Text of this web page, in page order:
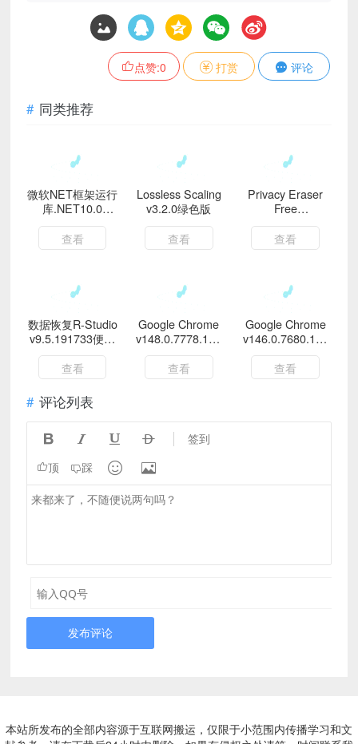
评论
打赏
点赞:0
同类推荐
微软NET框架运行
库.NET10.0
v10.0.5
查看
Lossless Scaling
v3.2.0绿色版
查看
Privacy Eraser
Free
v6.27.0.5500便携
版
查看
数据恢复R-Studio
v9.5.191733便携
版
查看
Google Chrome
v148.0.7778.168
绿色便携版
查看
Google Chrome
v146.0.7680.154
便携增强版
查看
评论列表
    签到
顶 踩  
发布评论
本站所发布的全部内容源于互联网搬运，仅限于小范围内传播学习和文